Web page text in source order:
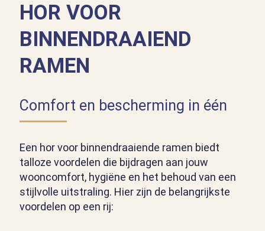
HOR VOOR
BINNENDRAAIEND
RAMEN
Comfort en bescherming in één
Een hor voor binnendraaiende ramen biedt
talloze voordelen die bijdragen aan jouw
wooncomfort, hygiëne en het behoud van een
stijlvolle uitstraling. Hier zijn de belangrijkste
voordelen op een rij: